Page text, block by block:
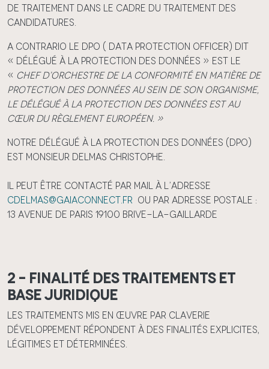
de traitement dans le cadre du traitement des
candidatures.
A contrario le DPO ( Data protection officer) dit
« Délégué à la protection des données » est le
« Chef d’orchestre de la conformité en matière de
protection des données au sein de son organisme,
le délégué à la protection des données est au
cœur du règlement européen. »
Notre Délégué à la Protection des Données (DPO)
est Monsieur Delmas Christophe.
Il peut être contacté par mail à l’adresse
cdelmas@gaiaconnect.fr ou par adresse postale :
13 avenue de Paris 19100 Brive-la-Gaillarde
2 – Finalité des traitements et
base juridique
Les traitements mis en œuvre par Claverie
Développement répondent à des finalités explicites,
légitimes et déterminées.